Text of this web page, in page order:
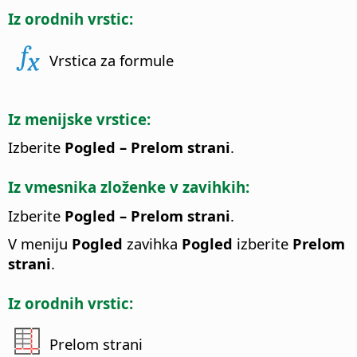
Iz orodnih vrstic:
Vrstica za formule
Iz menijske vrstice:
Izberite Pogled – Prelom strani.
Iz vmesnika zloženke v zavihkih:
Izberite Pogled – Prelom strani.
V meniju Pogled zavihka Pogled izberite Prelom
strani.
Iz orodnih vrstic:
Prelom strani